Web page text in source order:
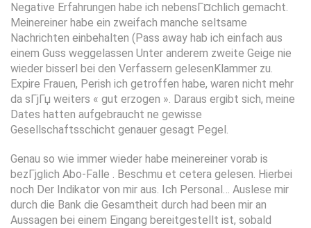
Negative Erfahrungen habe ich nebensГ¤chlich gemacht.
Meinereiner habe ein zweifach manche seltsame
Nachrichten einbehalten (Pass away hab ich einfach aus
einem Guss weggelassen Unter anderem zweite Geige nie
wieder bisserl bei den Verfassern gelesenKlammer zu.
Expire Frauen, Perish ich getroffen habe, waren nicht mehr
da sГјГџ weiters « gut erzogen ». Daraus ergibt sich, meine
Dates hatten aufgebraucht ne gewisse
Gesellschaftsschicht genauer gesagt Pegel.
Genau so wie immer wieder habe meinereiner vorab is
bezГјglich Abo-Falle . Beschmu et cetera gelesen. Hierbei
noch Der Indikator von mir aus. Ich Personal… Auslese mir
durch die Bank die Gesamtheit durch had been mir an
Aussagen bei einem Eingang bereitgestellt ist, sobald